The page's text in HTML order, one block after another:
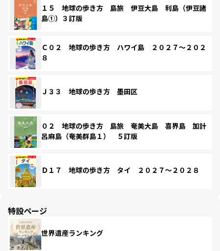
１５ 地球の歩き方 島旅 伊豆大島 利島（伊豆諸
島①）３訂版
Ｃ０２ 地球の歩き方 ハワイ島 ２０２７～２０２
８
Ｊ３３ 地球の歩き方 墨田区
０２ 地球の歩き方 島旅 奄美大島 喜界島 加計
呂麻島（奄美群島１） ５訂版
Ｄ１７ 地球の歩き方 タイ ２０２７～２０２８
特設ページ
世界遺産ランキング